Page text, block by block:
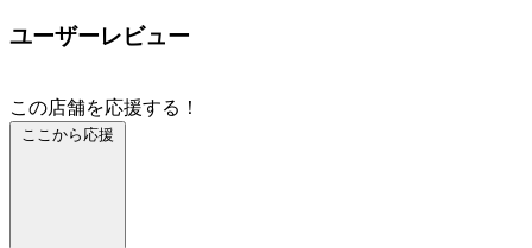
ユーザーレビュー
この店舗を応援する！
ここから応援